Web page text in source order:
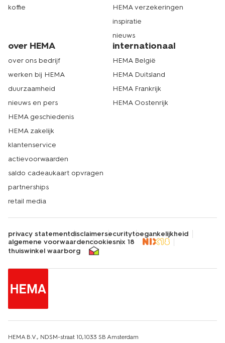
koffie
HEMA verzekeringen
inspiratie
nieuws
over HEMA
over ons bedrijf
werken bij HEMA
duurzaamheid
nieuws en pers
HEMA geschiedenis
HEMA zakelijk
klantenservice
actievoorwaarden
saldo cadeaukaart opvragen
partnerships
retail media
internationaal
HEMA België
HEMA Duitsland
HEMA Frankrijk
HEMA Oostenrijk
privacy statementdisclaimersecuritytoegankelijkheid
algemene voorwaardencookiesnix 18
thuiswinkel waarborg
HEMA B.V., NDSM-straat 10,1033 SB Amsterdam